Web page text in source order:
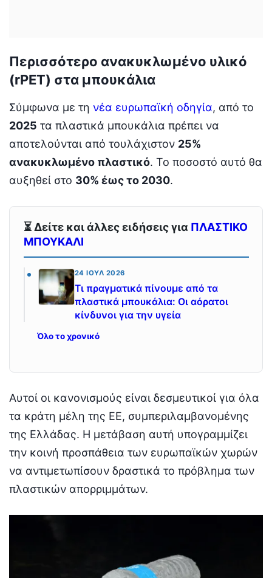
Περισσότερο ανακυκλωμένο υλικό
(rPET) στα μπουκάλια
Σύμφωνα με τη νέα ευρωπαϊκή οδηγία, από το
2025 τα πλαστικά μπουκάλια πρέπει να
αποτελούνται από τουλάχιστον 25%
ανακυκλωμένο πλαστικό. Το ποσοστό αυτό θα
αυξηθεί στο 30% έως το 2030.
⏳ Δείτε και άλλες ειδήσεις για ΠΛΑΣΤΙΚΟ
ΜΠΟΥΚΑΛΙ
24 ΙΟΎΛ 2026
Τι πραγματικά πίνουμε από τα
πλαστικά μπουκάλια: Οι αόρατοι
κίνδυνοι για την υγεία
Όλο το χρονικό
Αυτοί οι κανονισμούς είναι δεσμευτικοί για όλα
τα κράτη μέλη της ΕΕ, συμπεριλαμβανομένης
της Ελλάδας. Η μετάβαση αυτή υπογραμμίζει
την κοινή προσπάθεια των ευρωπαϊκών χωρών
να αντιμετωπίσουν δραστικά το πρόβλημα των
πλαστικών απορριμμάτων.